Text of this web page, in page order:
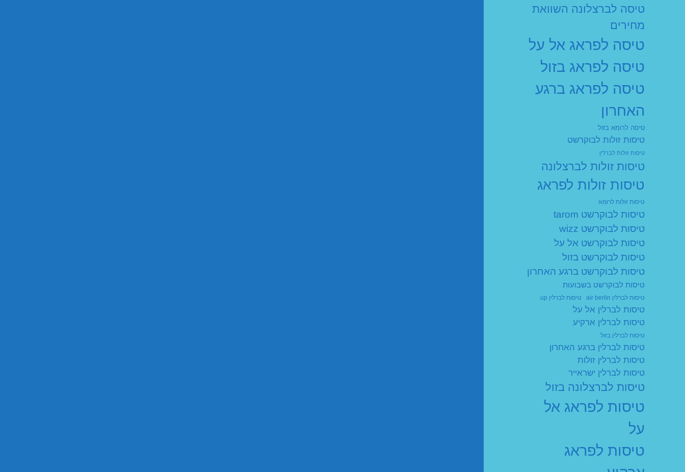
טיסה לברצלונה השוואת
מחירים
טיסה לפראג אל על
טיסה לפראג בזול
טיסה לפראג ברגע
האחרון
טיסה לרומא בזול
טיסות זולות לבוקרשט
טיסות זולות לברלין
טיסות זולות לברצלונה
טיסות זולות לפראג
טיסות זולות לרומא
טיסות לבוקרשט tarom
טיסות לבוקרשט wizz
טיסות לבוקרשט אל על
טיסות לבוקרשט בזול
טיסות לבוקרשט ברגע האחרון
טיסות לבוקרשט בשבועות
טיסות לברלין air berlin טיסות לברלין up
טיסות לברלין אל על
טיסות לברלין ארקיע
טיסות לברלין בזול
טיסות לברלין ברגע האחרון
טיסות לברלין זולות
טיסות לברלין ישראייר
טיסות לברצלונה בזול
טיסות לפראג אל
על
טיסות לפראג